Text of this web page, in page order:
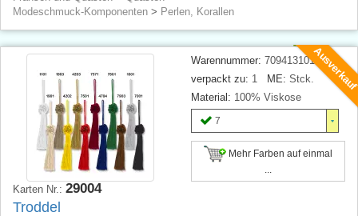
Modeschmuck-Komponenten > Perlen, Korallen
Warennummer: 709413101124
verpackt zu: 1 ME: Stck.
Material: 100% Viskose
7
Mehr Farben auf einmal
Karten Nr.: 29004
Troddel